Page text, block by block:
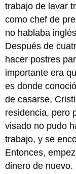
trabajo de lavar
como chef de
no hablaba
Después de
hacer postres
importante era
es donde
de casarse,
residencia, pero
visado no pudo
trabajo, y se
Entonces,
dinero de nuevo.